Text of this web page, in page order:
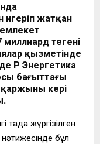
игеріп жатқан
миллиард теңгені
қызметінде
ҚР Энергетика
бағыттағы
кері
таңда жүргізілген
бұл